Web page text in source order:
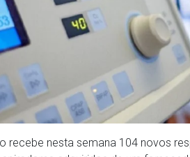
recebe nesta semana 104 novos